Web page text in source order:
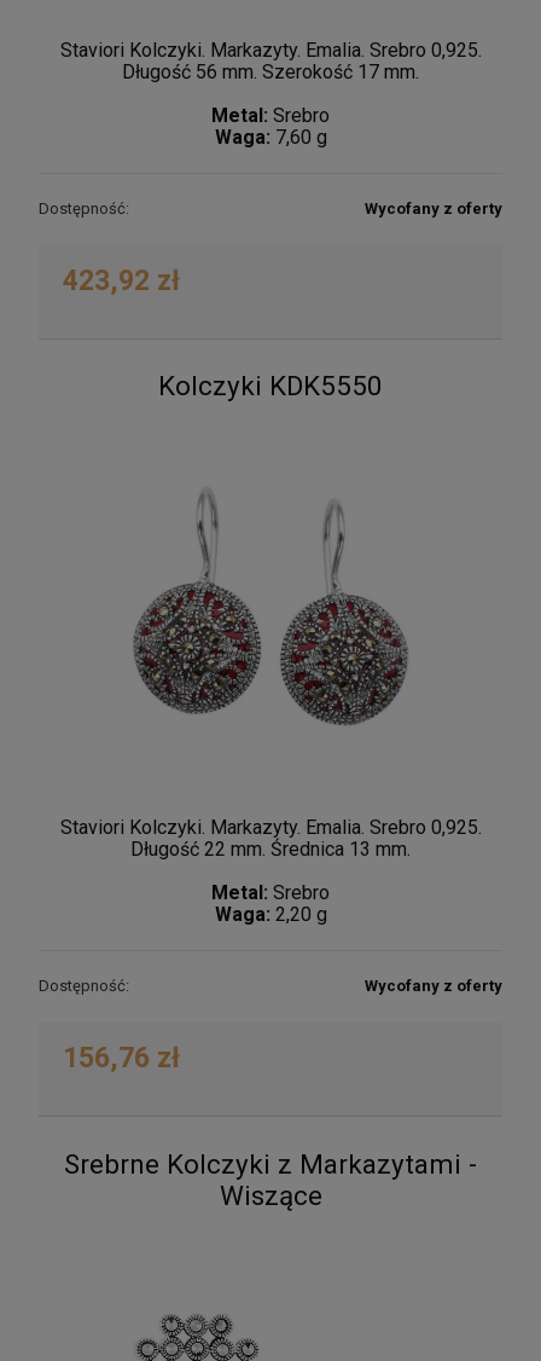
Staviori Kolczyki. Markazyty. Emalia. Srebro 0,925.
Długość 56 mm. Szerokość 17 mm.
Metal: Srebro
Waga: 7,60 g
Dostępność: Wycofany z oferty
423,92 zł
Kolczyki KDK5550
Staviori Kolczyki. Markazyty. Emalia. Srebro 0,925.
Długość 22 mm. Średnica 13 mm.
Metal: Srebro
Waga: 2,20 g
Dostępność: Wycofany z oferty
156,76 zł
Srebrne Kolczyki z Markazytami -
Wiszące